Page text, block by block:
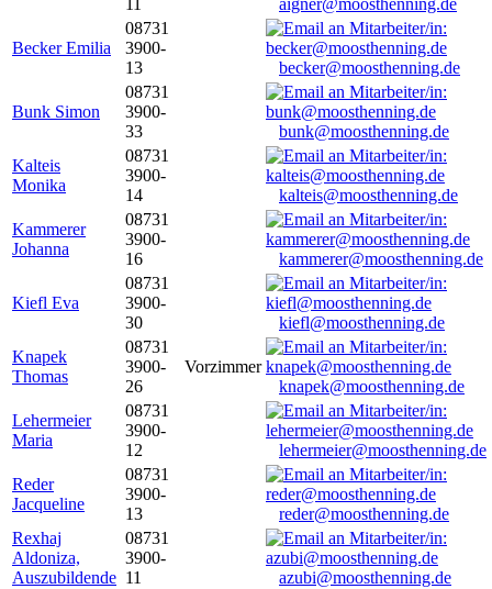
aigner@moosthenning.de
Becker Emilia
08731
3900-
13
becker@moosthenning.de
Bunk Simon
08731
3900-
33
bunk@moosthenning.de
Kalteis
Monika
08731
3900-
14
kalteis@moosthenning.de
Kammerer
Johanna
08731
3900-
16
kammerer@moosthenning.de
Kiefl Eva
08731
3900-
30
kiefl@moosthenning.de
Knapek
Thomas
08731
3900-
26
Vorzimmer
knapek@moosthenning.de
Lehermeier
Maria
08731
3900-
12
lehermeier@moosthenning.de
Reder
Jacqueline
08731
3900-
13
reder@moosthenning.de
Rexhaj
Aldoniza,
Auszubildende
08731
3900-
11
azubi@moosthenning.de